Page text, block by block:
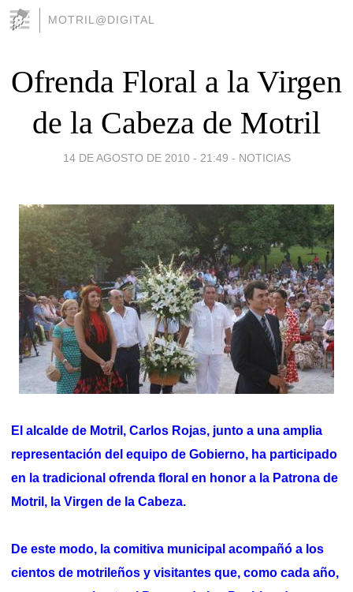
MOTRIL@DIGITAL
Ofrenda Floral a la Virgen
de la Cabeza de Motril
14 DE AGOSTO DE 2010 - 21:49 - NOTICIAS
El alcalde de Motril, Carlos Rojas, junto a una amplia
representación del equipo de Gobierno, ha participado
en la tradicional ofrenda floral en honor a la Patrona de
Motril, la Virgen de la Cabeza.
De este modo, la comitiva municipal acompañó a los
cientos de motrileños y visitantes que, como cada año,